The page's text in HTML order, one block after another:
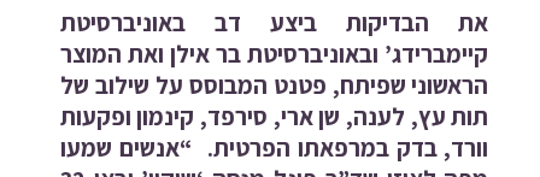
את הבדיקות ביצע דב באוניברסיטת
קיימברידג’ ובאוניברסיטת בר אילן ואת המוצר
הראשוני שפיתח, פטנט המבוסס על שילוב של
תות עץ, לענה, שן ארי, סירפד, קינמון ופקעות
וורד, בדק במרפאתו הפרטית. “אנשים שמעו